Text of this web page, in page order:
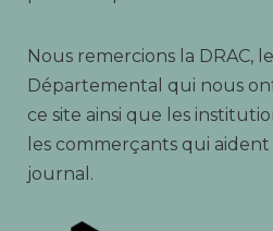
Nous remercions la DRAC, le
Départemental qui nous
ce site ainsi que les
les commerçants qui
journal.